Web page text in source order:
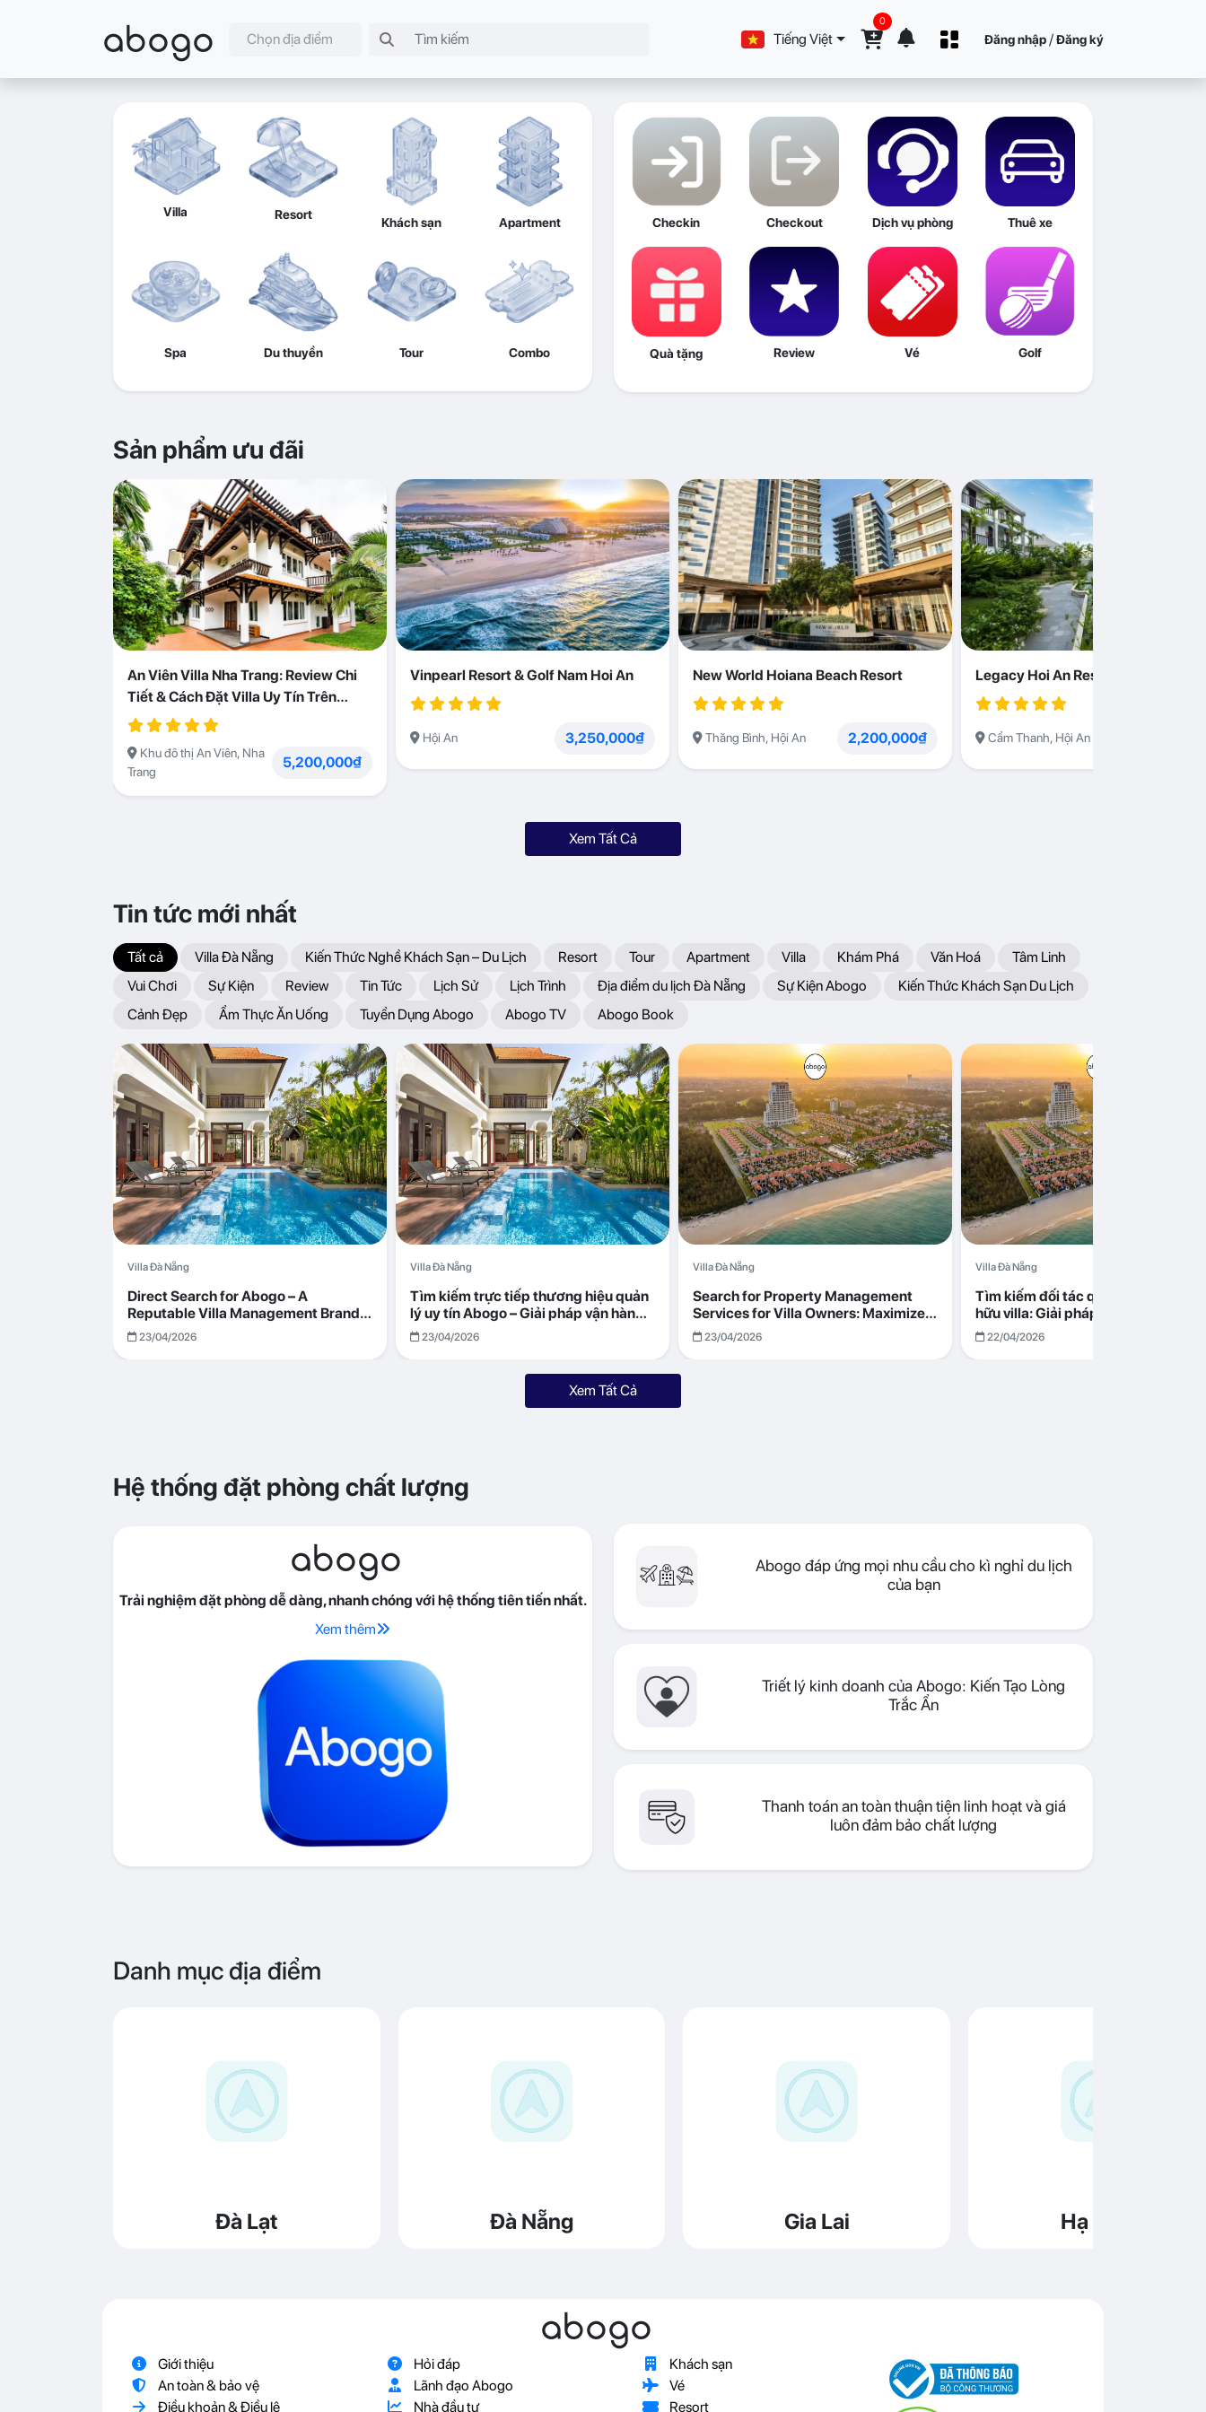
abogo Chọn địa điểm Tiếng Việt
0
Đăng nhập /Đăng ký
Villa Resort
Khách sạn Apartment
Spa Du thuyền Tour Combo
Checkin Checkout Dịch vụ phòng Thuê xe
Quà tặng Review Vé Golf
Sản phẩm ưu đãi
An Viên Villa Nha Trang: Review Chi
Tiết & Cách Đặt Villa Uy Tín Trên
Abogo
Khu đô thị An Viên, Nha
Trang
5,200,000₫
Vinpearl Resort & Golf Nam Hoi An
Hội An 3,250,000₫
New World Hoiana Beach Resort
Thăng Bình, Hội An 2,200,000₫
Legacy Hoi An Resort
Cẩm Thanh, Hội An
Xem Tất Cả
Tin tức mới nhất
Tất cả Villa Đà Nẵng Kiến Thức Nghề Khách Sạn – Du Lịch Resort Tour Apartment Villa Khám Phá Văn Hoá
Tâm Linh
Vui Chơi
Sự Kiện Review Tin Tức Lịch Sử Lịch Trình Địa điểm du lịch Đà Nẵng Sự Kiện Abogo
Kiến Thức Khách Sạn Du Lịch
Cảnh Đẹp
Ẩm Thực Ăn Uống Tuyển Dụng Abogo Abogo TV Abogo Book
Villa Đà Nẵng
Direct Search for Abogo – A
Reputable Villa Management Brand
with Transparent and Effective
Operations
23/04/2026
Villa Đà Nẵng
Tìm kiếm trực tiếp thương hiệu quản
lý uy tín Abogo – Giải pháp vận hành
villa hiệu quả, minh bạch
23/04/2026
Villa Đà Nẵng
Search for Property Management
Services for Villa Owners: Maximize
Returns with Abogo in Da Nang
23/04/2026
Villa Đà Nẵng
Tìm kiếm đối tác quản lý cho chủ sở
hữu villa: Giải pháp tối ưu lợi nhuận
cùng Abogo tại Đà Nẵng
22/04/2026
Xem Tất Cả
Hệ thống đặt phòng chất lượng
abogo
Trải nghiệm đặt phòng dễ dàng, nhanh chóng với hệ thống tiên tiến nhất.
Xem thêm
Abogo đáp ứng mọi nhu cầu cho kì nghỉ du lịch
của bạn
Triết lý kinh doanh của Abogo: Kiến Tạo Lòng
Trắc Ẩn
Thanh toán an toàn thuận tiện linh hoạt và giá
luôn đảm bảo chất lượng
Danh mục địa điểm
Đà Lạt Đà Nẵng Gia Lai Hạ Long
abogo
Giới thiệu
An toàn & bảo vệ
Điều khoản & Điều lệ
Hỏi đáp
Lãnh đạo Abogo
Nhà đầu tư
Khách sạn
Vé
Resort